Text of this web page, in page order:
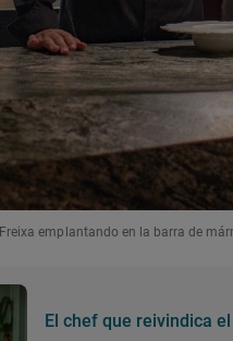
Freixa emplantando en la barra de
El chef que reivindica